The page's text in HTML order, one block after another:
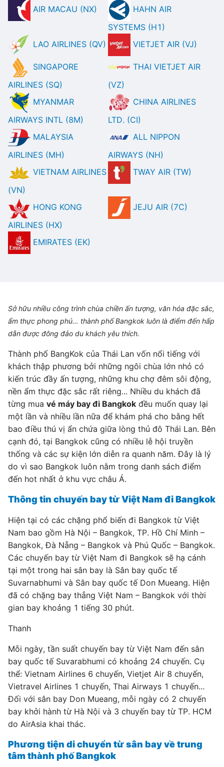
AIR MACAU (NX)
HAHN AIR
SYSTEMS (H1)
LAO AIRLINES (QV)
VIETJET AIR (VJ)
SINGAPORE
AIRLINES (SQ)
THAI VIETJET AIR
(VZ)
MYANMAR
AIRWAYS INTL (8M)
CHINA AIRLINES
LTD. (CI)
MALAYSIA
AIRLINES (MH)
ALL NIPPON
AIRWAYS (NH)
VIETNAM AIRLINES
(VN)
TWAY AIR (TW)
HONG KONG
AIRLINES (HX)
JEJU AIR (7C)
EMIRATES (EK)
Sở hữu nhiều công trình chùa chiền ấn tượng, văn hóa đặc sắc,
ẩm thực phong phú… thành phố Bangkok luôn là điểm đến hấp
dẫn được đông đảo du khách yêu thích.
Thành phố BangKok của Thái Lan vốn nổi tiếng với
khách thập phương bởi những ngôi chùa lớn nhỏ có
kiến trúc đầy ấn tượng, những khu chợ đêm sôi động,
nền ẩm thực đặc sắc rất riêng... Nhiều du khách đã
từng mua vé máy bay đi Bangkok đều muốn quay lại
một lần và nhiều lần nữa để khám phá cho bằng hết
bao điều thú vị ẩn chứa giữa lòng thủ đô Thái Lan. Bên
cạnh đó, tại Bangkok cũng có nhiều lễ hội truyền
thống và các sự kiện lớn diễn ra quanh năm. Đây là lý
do vì sao Bangkok luôn nằm trong danh sách điểm
đến hot nhất ở khu vực châu Á.
Thông tin chuyến bay từ Việt Nam đi Bangkok
Hiện tại có các chặng phổ biến đi Bangkok từ Việt
Nam bao gồm Hà Nội – Bangkok, TP. Hồ Chí Minh –
Bangkok, Đà Nẵng – Bangkok và Phú Quốc – Bangkok.
Các chuyến bay từ Việt Nam đi Bangkok sẽ hạ cánh
tại một trong hai sân bay là Sân bay quốc tế
Suvarnabhumi và Sân bay quốc tế Don Mueang. Hiện
đã có chặng bay thẳng Việt Nam – Bangkok với thời
gian bay khoảng 1 tiếng 30 phút.
Thanh
Mỗi ngày, tần suất chuyến bay từ Việt Nam đến sân
bay quốc tế Suvarabhumi có khoảng 24 chuyến. Cụ
thể: Vietnam Airlines 6 chuyến, Vietjet Air 8 chuyến,
Vietravel Airlines 1 chuyến, Thai Airways 1 chuyến...
Đối với sân bay Don Mueang, mỗi ngày có 2 chuyến
bay khởi hành từ Hà Nội và 3 chuyến bay từ TP. HCM
do AirAsia khai thác.
Phương tiện di chuyển từ sân bay về trung
tâm thành phố Bangkok